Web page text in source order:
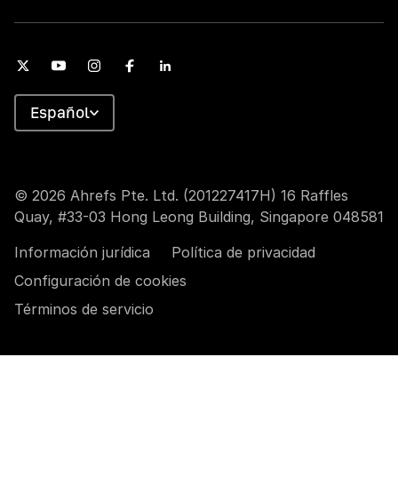
© 2026 Ahrefs Pte. Ltd. (201227417H) 16 Raffles
Quay, #33-03 Hong Leong Building, Singapore 048581
Información jurídica
Política de privacidad
Configuración de cookies
Términos de servicio
Español